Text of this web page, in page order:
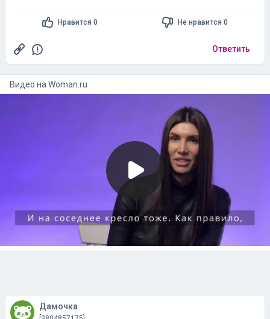
Нравится 0 Не нравится 0
Ответить
Видео на woman.ru
Дамочка